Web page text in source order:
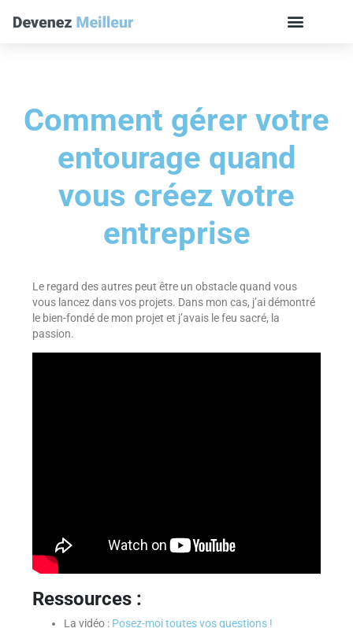
Comment gérer votre
entourage quand
vous créez votre
entreprise
Le regard des autres peut être un obstacle quand vous
vous lancez dans vos projets. Dans mon cas, j’ai démontré
le bien-fondé de mon projet et j’avais le feu sacré, la
passion.
Ressources :
La vidéo : Posez-moi toutes vos questions !